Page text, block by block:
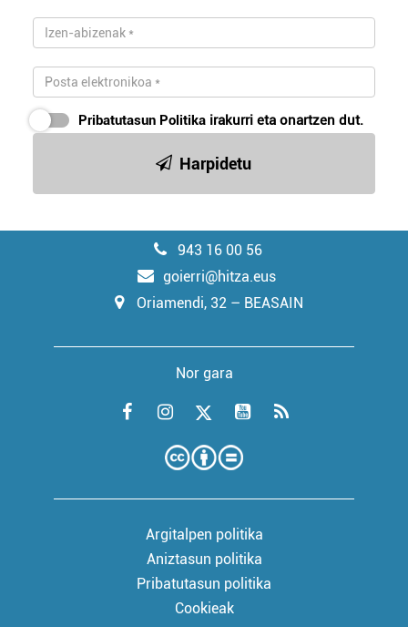
Pribatutasun Politika irakurri eta onartzen dut.
Harpidetu
943 16 00 56
goierri@hitza.eus
Oriamendi, 32 – BEASAIN
Nor gara
Argitalpen politika
Aniztasun politika
Pribatutasun politika
Cookieak